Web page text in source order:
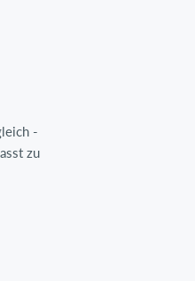
-
zu